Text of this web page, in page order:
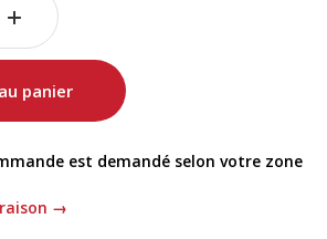
panier
est demandé selon votre zone
→